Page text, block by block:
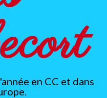
en CC et dans